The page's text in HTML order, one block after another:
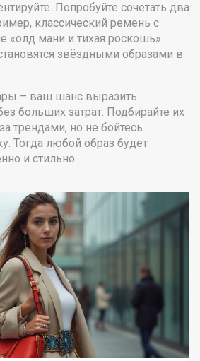
Попробуйте сочетать два
классический ремень с
«олд мани и тихая роскошь».
звёздными образами в
– ваш шанс выразить
больших затрат. Подбирайте их
трендами, но не бойтесь
Тогда любой образ будет
и стильно.